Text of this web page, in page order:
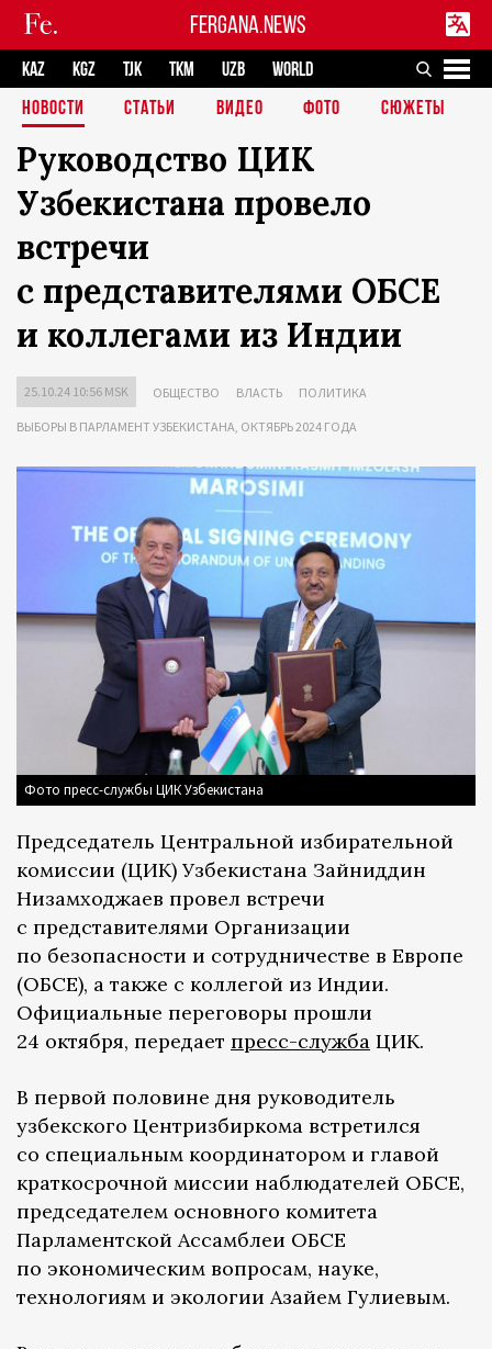
FERGANA.NEWS
KAZ KGZ TJK TKM UZB
WORLD
НОВОСТИ
СТАТЬИ ВИДЕО ФОТО СЮЖЕТЫ
Руководство ЦИК
Узбекистана провело
встречи
с представителями ОБСЕ
и коллегами из Индии
25.10.24 10:56 MSK ОБЩЕСТВО ВЛАСТЬ ПОЛИТИКА
ВЫБОРЫ В ПАРЛАМЕНТ УЗБЕКИСТАНА, ОКТЯБРЬ 2024 ГОДА
Фото пресс-службы ЦИК Узбекистана
Председатель Центральной избирательной
комиссии (ЦИК) Узбекистана Зайниддин
Низамходжаев провел встречи
с представителями Организации
по безопасности и сотрудничестве в Европе
(ОБСЕ), а также с коллегой из Индии.
Официальные переговоры прошли
24 октября, передает пресс-служба ЦИК.
В первой половине дня руководитель
узбекского Центризбиркома встретился
со специальным координатором и главой
краткосрочной миссии наблюдателей ОБСЕ,
председателем основного комитета
Парламентской Ассамблеи ОБСЕ
по экономическим вопросам, науке,
технологиям и экологии Азайем Гулиевым.